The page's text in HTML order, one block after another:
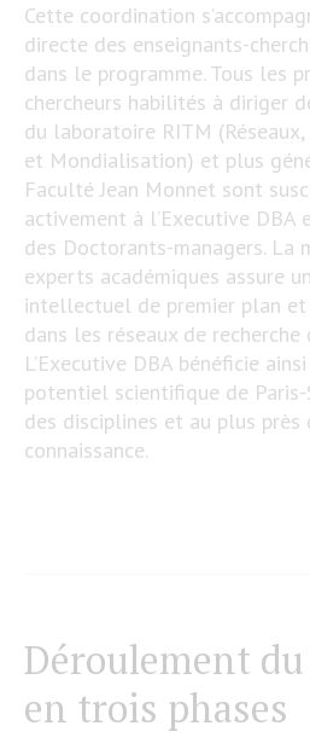
Cette coordination
directe des enseignants-
dans le programme. Tous les
chercheurs habilités à diriger
du laboratoire RITM
et Mondialisation) et plus
Faculté Jean Monnet sont
activement à l’Executive
des Doctorants-managers. La
experts académiques assure
intellectuel de premier plan
dans les réseaux de recherche
L’Executive DBA bénéficie
potentiel scientifique de Paris-
des disciplines et au plus près
connaissance.
Déroulement
en trois phases